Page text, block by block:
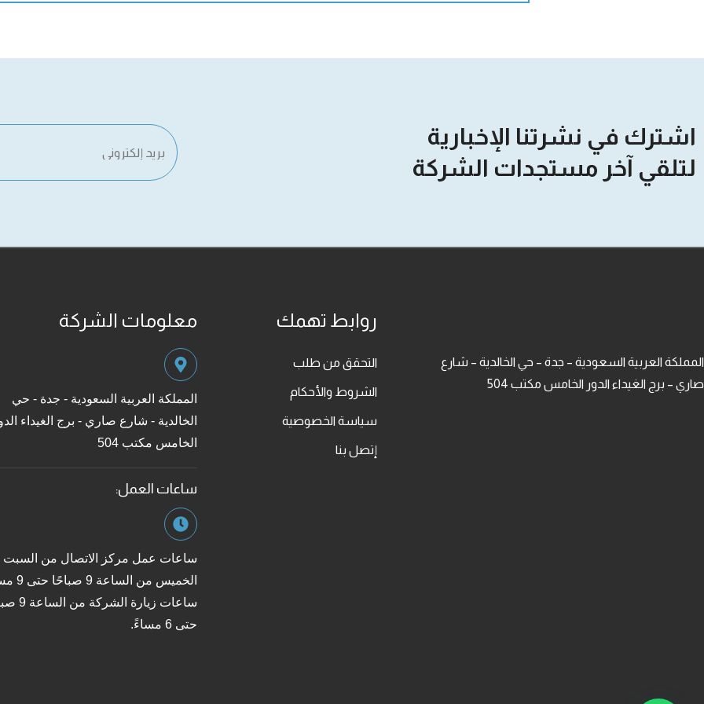
اشترك في نشرتنا الإخبارية
لتلقي آخر مستجدات الشركة
المملكة العربية السعودية – جدة – حي الخالدية – شارع
صاري – برج الغيداء الدور الخامس مكتب 504
روابط تهمك
التحقق من طلب
الشروط والأحكام
سياسة الخصوصية
إتصل بنا
معلومات الشركة
المملكة العربية السعودية - جدة - حي
الخالدية - شارع صاري - برج الغيداء
الخامس مكتب 504
ساعات العمل:
ساعات عمل مركز الاتصال من السبت
الخميس من
ساعات زيارة
حتى 6 مساءً.